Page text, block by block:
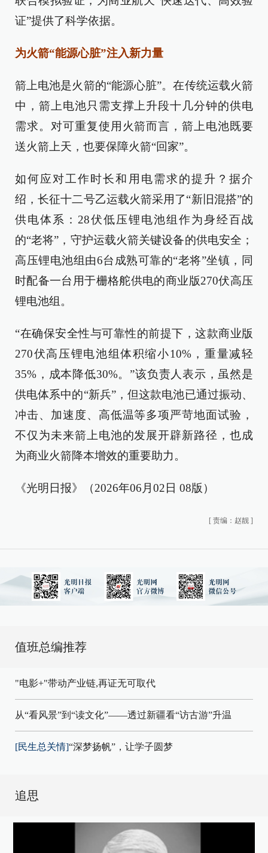
证”提供了科学依据。
为火箭“能源心脏”注入新力量
箭上电池是火箭的“能源心脏”。在传统运载火箭
中，箭上电池只需支撑上升段十几分钟的供电
需求。对可重复使用火箭而言，箭上电池既要
送火箭上天，也要保障火箭“回家”。
如何应对工作时长和用电需求的提升？据介
绍，长征十二号乙运载火箭采用了“新旧混搭”的
供电体系：28伏低压锂电池组作为身经百战
的“老将”，守护运载火箭关键设备的供电安全；
高压锂电池组由6台成熟可靠的“老将”坐镇，同
时配备一台用于栅格舵供电的商业版270伏高压
锂电池组。
“在确保安全性与可靠性的前提下，这款商业版
270伏高压锂电池组体积缩小10%，重量减轻
35%，成本降低30%。”该负责人表示，虽然是
供电体系中的“新兵”，但这款电池已通过振动、
冲击、加速度、高低温等多项严苛地面试验，
不仅为未来箭上电池的发展开辟新路径，也成
为商业火箭降本增效的重要助力。
《光明日报》（2026年06月02日 08版）
[ 责编：赵靓 ]
值班总编推荐
"电影+"带动产业链,再证无可取代
从“看风景”到“读文化”——透过新疆看“访古游”升温
[民生总关情]“深梦扬帆”，让学子圆梦
追思